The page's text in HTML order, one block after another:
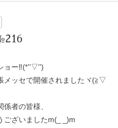
ョー‼(*''▽'')
メッセで開催されましたヾ(≧▽
者の皆様、
ございましたm(_ _)m